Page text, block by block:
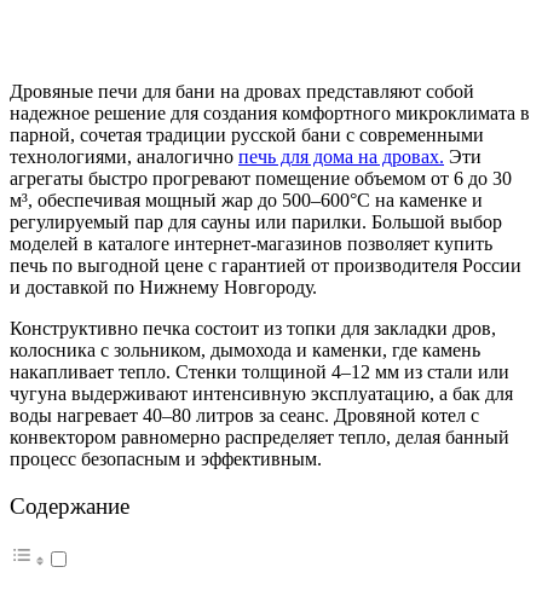
Дровяные печи для бани на дровах представляют собой
надежное решение для создания комфортного микроклимата в
парной, сочетая традиции русской бани с современными
технологиями, аналогично печь для дома на дровах. Эти
агрегаты быстро прогревают помещение объемом от 6 до 30
м³, обеспечивая мощный жар до 500–600°C на каменке и
регулируемый пар для сауны или парилки. Большой выбор
моделей в каталоге интернет-магазинов позволяет купить
печь по выгодной цене с гарантией от производителя России
и доставкой по Нижнему Новгороду.
Конструктивно печка состоит из топки для закладки дров,
колосника с зольником, дымохода и каменки, где камень
накапливает тепло. Стенки толщиной 4–12 мм из стали или
чугуна выдерживают интенсивную эксплуатацию, а бак для
воды нагревает 40–80 литров за сеанс. Дровяной котел с
конвектором равномерно распределяет тепло, делая банный
процесс безопасным и эффективным.
Содержание